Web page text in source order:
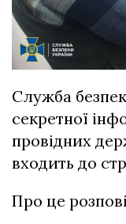
Служба
секретної
провідних
входить до
Про це